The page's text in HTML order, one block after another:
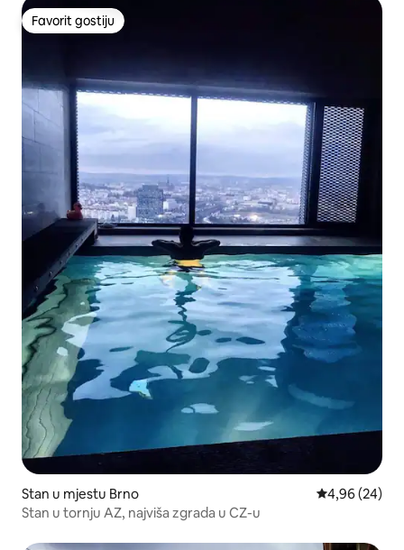
Favorit gostiju
Favorit gostiju
Stan u mjestu Brno Prosječna
4,96 (24)
Stan u tornju AZ, najviša zgrada u CZ-u